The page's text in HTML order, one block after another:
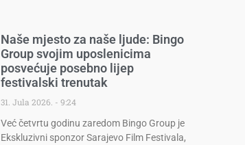
Naše mjesto za naše ljude: Bingo
Group svojim uposlenicima
posvećuje posebno lijep
festivalski trenutak
31. Jula 2026.
9:24
Već četvrtu godinu zaredom Bingo Group je
Ekskluzivni sponzor Sarajevo Film Festivala,